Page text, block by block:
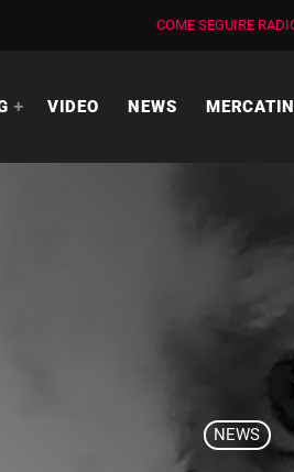
COME SEGUIRE
VIDEO NEWS
NEWS